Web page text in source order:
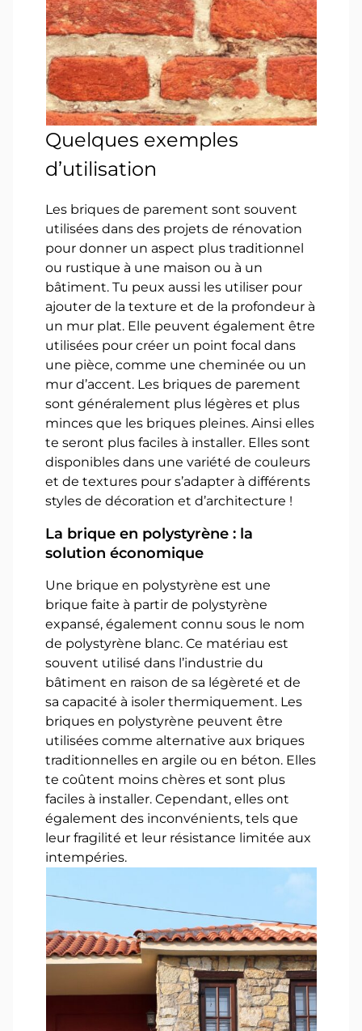
Quelques exemples
d’utilisation
Les briques de parement sont souvent
utilisées dans des projets de rénovation
pour donner un aspect plus traditionnel
ou rustique à une maison ou à un
bâtiment. Tu peux aussi les utiliser pour
ajouter de la texture et de la profondeur à
un mur plat. Elle peuvent également être
utilisées pour créer un point focal dans
une pièce, comme une cheminée ou un
mur d’accent. Les briques de parement
sont généralement plus légères et plus
minces que les briques pleines. Ainsi elles
te seront plus faciles à installer. Elles sont
disponibles dans une variété de couleurs
et de textures pour s’adapter à différents
styles de décoration et d’architecture !
La brique en polystyrène : la
solution économique
Une brique en polystyrène est une
brique faite à partir de polystyrène
expansé, également connu sous le nom
de polystyrène blanc. Ce matériau est
souvent utilisé dans l’industrie du
bâtiment en raison de sa légèreté et de
sa capacité à isoler thermiquement. Les
briques en polystyrène peuvent être
utilisées comme alternative aux briques
traditionnelles en argile ou en béton. Elles
te coûtent moins chères et sont plus
faciles à installer. Cependant, elles ont
également des inconvénients, tels que
leur fragilité et leur résistance limitée aux
intempéries.